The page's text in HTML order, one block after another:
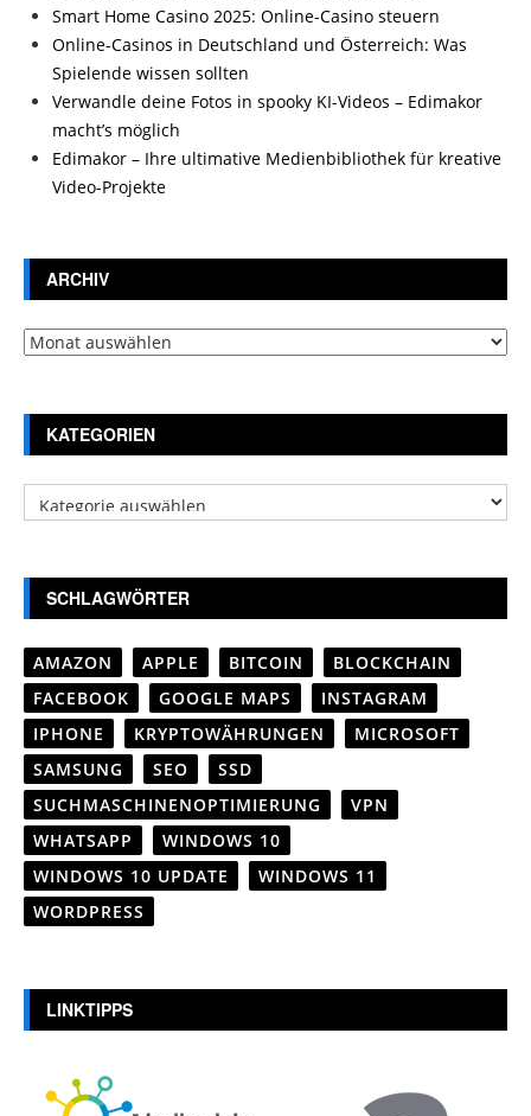
Smart Home Casino 2025: Online-Casino steuern
Online-Casinos in Deutschland und Österreich: Was
Spielende wissen sollten
Verwandle deine Fotos in spooky KI-Videos – Edimakor
macht’s möglich
Edimakor – Ihre ultimative Medienbibliothek für kreative
Video-Projekte
ARCHIV
Archiv
KATEGORIEN
Kategorien
SCHLAGWÖRTER
AMAZON APPLE BITCOIN
BLOCKCHAIN
FACEBOOK
GOOGLE MAPS
INSTAGRAM
IPHONE
KRYPTOWÄHRUNGEN
MICROSOFT
SAMSUNG
SEO
SSD
SUCHMASCHINENOPTIMIERUNG
VPN
WHATSAPP
WINDOWS 10
WINDOWS 10 UPDATE
WINDOWS 11
WORDPRESS
LINKTIPPS